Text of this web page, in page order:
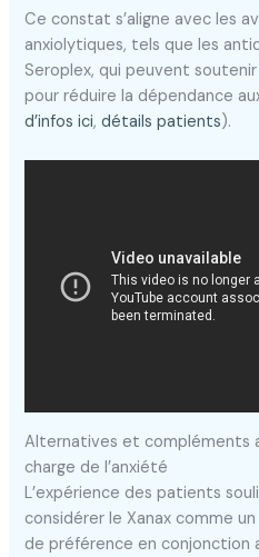
Ce constat s’aligne avec les
anxiolytiques, tels que les
Seroplex, qui peuvent
pour réduire la dépendance
d’infos ici,détails patients).
Alternatives et compléments
charge de l’anxiété
L’expérience des patients
considérer le Xanax comme
de préférence en conjonction